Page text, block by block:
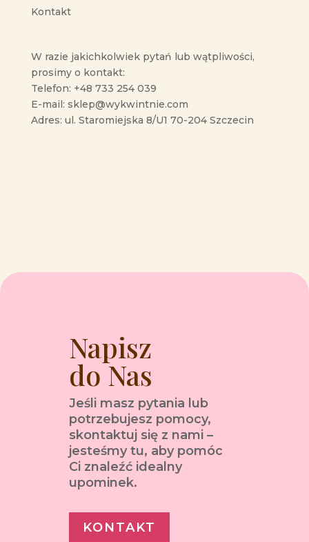
Kontakt
W razie jakichkolwiek pytań lub wątpliwości,
prosimy o kontakt:
Telefon: +48 733 254 039
E-mail: sklep@wykwintnie.com
Adres: ul. Staromiejska 8/U1 70-204 Szczecin
Napisz
do Nas
Jeśli masz pytania lub
potrzebujesz pomocy,
skontaktuj się z nami –
jesteśmy tu, aby pomóc
Ci znaleźć idealny
upominek.
KONTAKT